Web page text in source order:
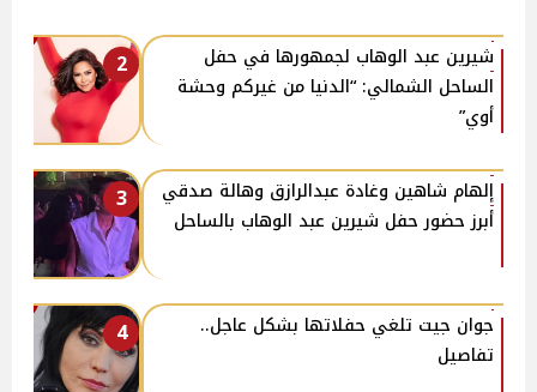
2
شيرين عبد الوهاب لجمهورها في حفل
الساحل الشمالي: “الدنيا من غيركم وحشة
أوي”
3
إلهام شاهين وغادة عبدالرازق وهالة صدقي
أبرز حضور حفل شيرين عبد الوهاب بالساحل
4
جوان جيت تلغي حفلاتها بشكل عاجل..
تفاصيل